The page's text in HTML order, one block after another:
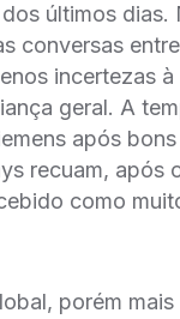
últimos
conversas
incertezas
geral. A
após
recuam, após
como
porém